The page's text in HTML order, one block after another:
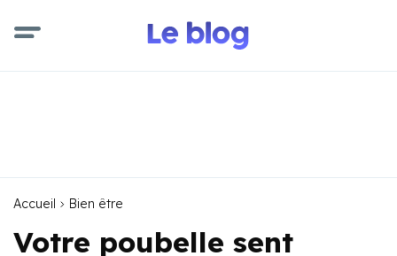
Accueil Bien être
Votre poubelle sent